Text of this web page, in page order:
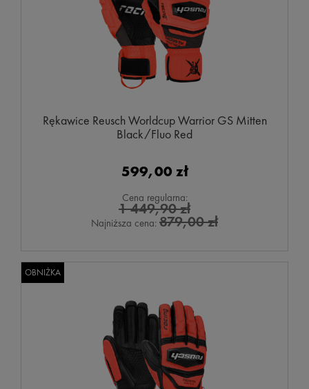
Rękawice Reusch Worldcup Warrior GS Mitten
Black/Fluo Red
599,00 zł
Cena regularna:
1 449,90 zł
Najniższa cena: 879,00 zł
OBNIŻKA